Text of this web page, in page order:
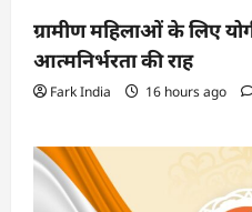
ग्रामीण महिलाओं के लिए
आत्मनिर्भरता की राह
Fark India 16 hours ago